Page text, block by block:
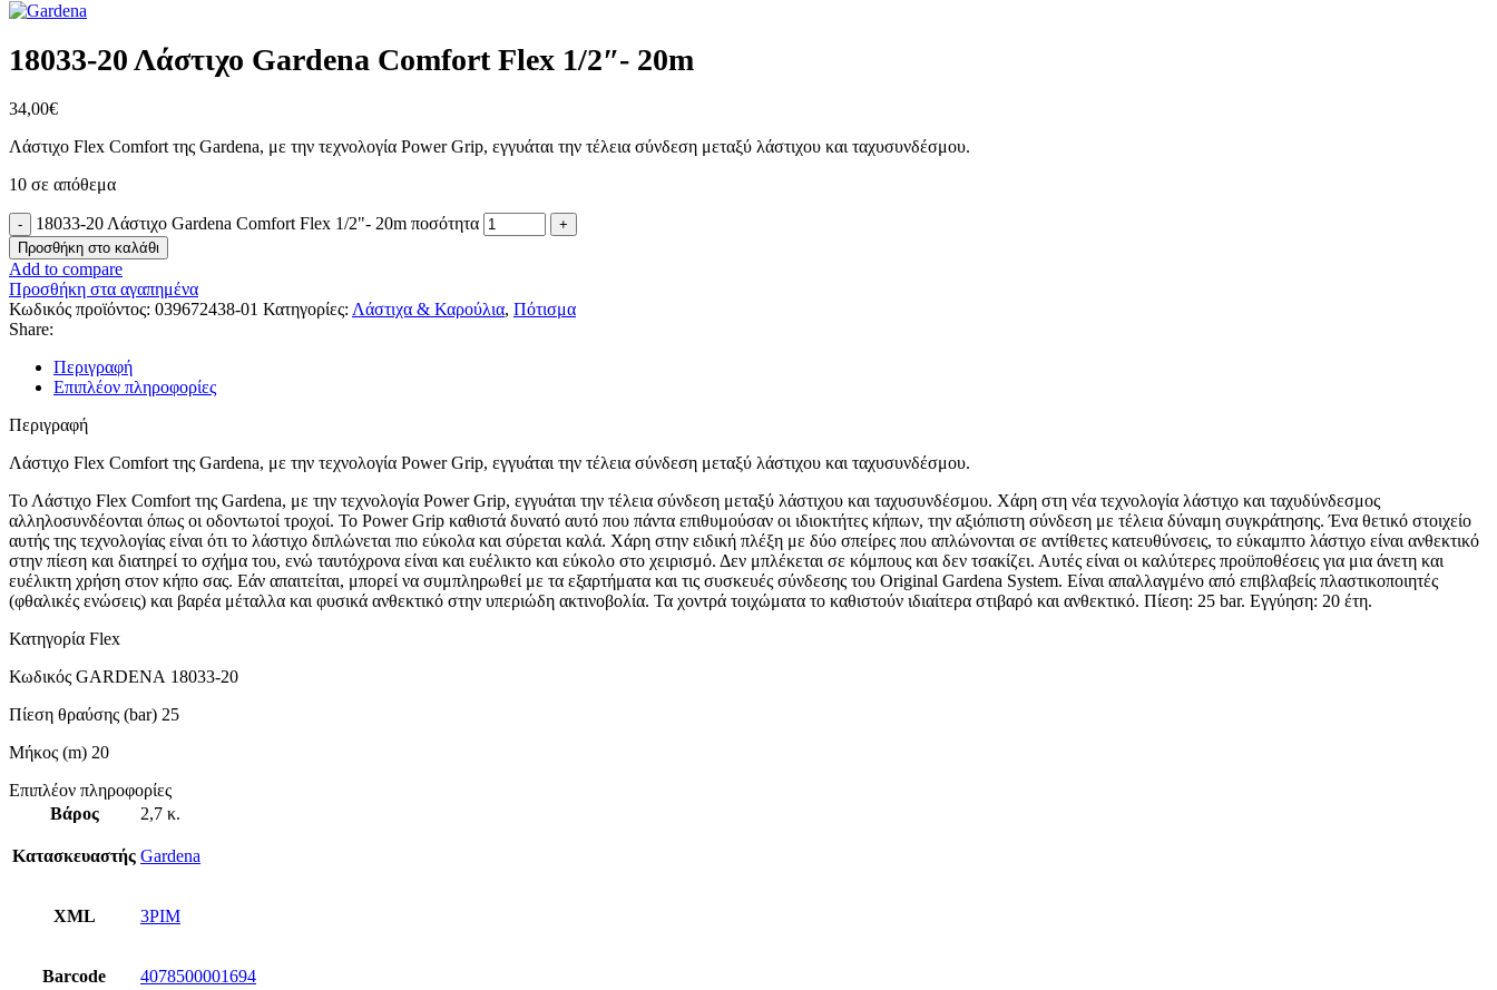
18033-20 Λάστιχο Gardena Comfort Flex 1/2″- 20m
34,00€
Λάστιχο Flex Comfort της Gardena, με την τεχνολογία Power Grip, εγγυάται την τέλεια σύνδεση μεταξύ λάστιχου και ταχυσυνδέσμου.
10 σε απόθεμα
18033-20 Λάστιχο Gardena Comfort Flex 1/2"- 20m ποσότητα
Προσθήκη στο καλάθι
Add to compare
Προσθήκη στα αγαπημένα
Κωδικός προϊόντος: 039672438-01 Κατηγορίες: Λάστιχα & Καρούλια, Πότισμα
Share:
Περιγραφή
Επιπλέον πληροφορίες
Περιγραφή
Λάστιχο Flex Comfort της Gardena, με την τεχνολογία Power Grip, εγγυάται την τέλεια σύνδεση μεταξύ λάστιχου και ταχυσυνδέσμου.
Το Λάστιχο Flex Comfort της Gardena, με την τεχνολογία Power Grip, εγγυάται την τέλεια σύνδεση μεταξύ λάστιχου και ταχυσυνδέσμου. Χάρη στη νέα τεχνολογία λάστιχο και ταχυδύνδεσμος
αλληλοσυνδέονται όπως οι οδοντωτοί τροχοί. Το Power Grip καθιστά δυνατό αυτό που πάντα επιθυμούσαν οι ιδιοκτήτες κήπων, την αξιόπιστη σύνδεση με τέλεια δύναμη συγκράτησης. Ένα θετικό στοιχείο
αυτής της τεχνολογίας είναι ότι το λάστιχο διπλώνεται πιο εύκολα και σύρεται καλά. Χάρη στην ειδική πλέξη με δύο σπείρες που απλώνονται σε αντίθετες κατευθύνσεις, το εύκαμπτο λάστιχο είναι ανθεκτικό
στην πίεση και διατηρεί το σχήμα του, ενώ ταυτόχρονα είναι και ευέλικτο και εύκολο στο χειρισμό. Δεν μπλέκεται σε κόμπους και δεν τσακίζει. Αυτές είναι οι καλύτερες προϋποθέσεις για μια άνετη και
ευέλικτη χρήση στον κήπο σας. Εάν απαιτείται, μπορεί να συμπληρωθεί με τα εξαρτήματα και τις συσκευές σύνδεσης του Original Gardena System. Είναι απαλλαγμένο από επιβλαβείς πλαστικοποιητές
(φθαλικές ενώσεις) και βαρέα μέταλλα και φυσικά ανθεκτικό στην υπεριώδη ακτινοβολία. Τα χοντρά τοιχώματα το καθιστούν ιδιαίτερα στιβαρό και ανθεκτικό. Πίεση: 25 bar. Εγγύηση: 20 έτη.
Κατηγορία Flex
Κωδικός GARDENA 18033-20
Πίεση θραύσης (bar) 25
Μήκος (m) 20
Επιπλέον πληροφορίες
Βάρος
2,7 κ.
Κατασκευαστής Gardena
XML 3PIM
Barcode 4078500001694